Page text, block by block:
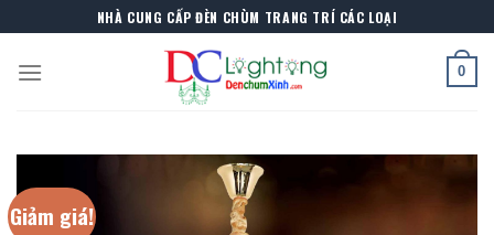
to
content
NHÀ CUNG CẤP ĐÈN CHÙM TRANG TRÍ CÁC LOẠI
0
Giảm giá!